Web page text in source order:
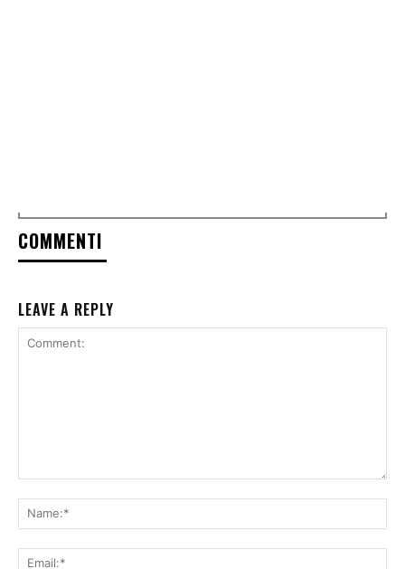
COMMENTI
LEAVE A REPLY